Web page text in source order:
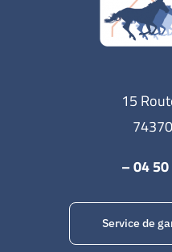
15
– 04
Service de